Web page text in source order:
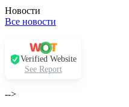
Новости
Все новости
Verified Website
See Report
-->